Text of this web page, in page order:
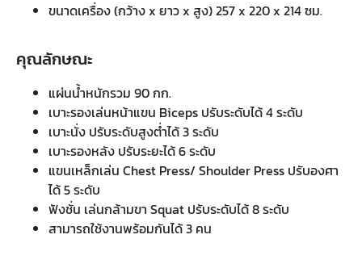
ขนาดเครื่อง (กว้าง x ยาว x สูง) 257 x 220 x 214 ซม.
คุณลักษณะ
แผ่นน้ำหนักรวม 90 กก.
เบาะรองเล่นหน้าแขน Biceps ปรับระดับได้ 4 ระดับ
เบาะนั่ง ปรับระดับสูงต่ำได้ 3 ระดับ
เบาะรองหลัง ปรับระยะได้ 6 ระดับ
แขนเหล็กเล่น Chest Press/ Shoulder Press ปรับองศา
ได้ 5 ระดับ
ฟังชั่น เล่นกล้ามขา Squat ปรับระดับได้ 8 ระดับ
สามารถใช้งานพร้อมกันได้ 3 คน